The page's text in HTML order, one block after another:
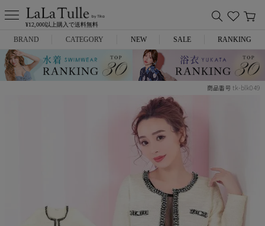
¥12,000以上購入で送料無料
BRAND
Anella
CATEGORY
ミニドレス
NEW SALE RANKING
商品番号 tk-blk049